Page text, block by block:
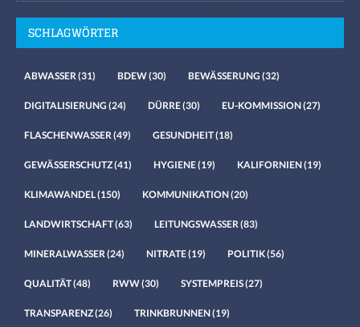
SCHLAGWÖRTER
ABWASSER (31) BDEW(30) BEWÄSSERUNG (32)
DIGITALISIERUNG (24) DÜRRE(30) EU-KOMMISSION(27)
FLASCHENWASSER (49) GESUNDHEIT(18)
GEWÄSSERSCHUTZ(41) HYGIENE(19) KALIFORNIEN(19)
KLIMAWANDEL(150) KOMMUNIKATION(20)
LANDWIRTSCHAFT(63) LEITUNGSWASSER (83)
MINERALWASSER (24) NITRATE(19) POLITIK(56)
QUALITÄT(48) RWW(30) SYSTEMPREIS(27)
TRANSPARENZ(26) TRINKBRUNNEN(19)